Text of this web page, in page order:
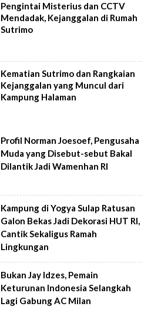
Pengintai Misterius dan CCTV
Mendadak, Kejanggalan di Rumah
Sutrimo
Kematian Sutrimo dan Rangkaian
Kejanggalan yang Muncul dari
Kampung Halaman
Profil Norman Joesoef, Pengusaha
Muda yang Disebut-sebut Bakal
Dilantik Jadi Wamenhan RI
Kampung di Yogya Sulap Ratusan
Galon Bekas Jadi Dekorasi HUT RI,
Cantik Sekaligus Ramah
Lingkungan
Bukan Jay Idzes, Pemain
Keturunan Indonesia Selangkah
Lagi Gabung AC Milan